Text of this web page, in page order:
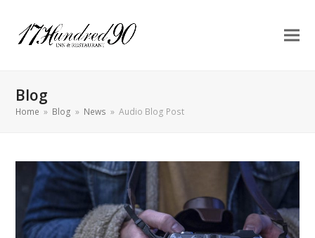
Blog
Home » Blog » News » Audio Blog Post